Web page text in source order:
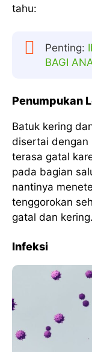
tahu:
Penting:
BAGI
Penumpukan
Batuk kering
disertai dengan
terasa gatal
pada bagian
nantinya
tenggorokan
gatal dan kering.
Infeksi